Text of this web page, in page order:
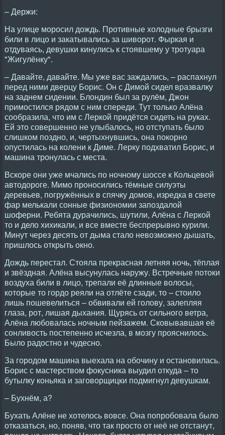
– Держи:
На улице моросил дождь. Противные холодные брызги
били в лицо и закатывались за шиворот. Фыркая и
отдуваясь, девушки кинулись к стоявшему у тротуара
"Жигулёнку".
– Давайте, давайте. Мы уже вас заждались, – распахнул
перед ними дверцу Борис. Он с Димой сидел вразвалку
на заднем сидении. Блондин был за рулём, Джон
примостился рядом с ним спереди. Тут только Алёна
сообразила, что им с Леркой придётся сидеть на руках.
Ей это совершенно не улыбалось, но отступать было
слишком поздно, и, чертыхнувшись, она покорно
опустилась на колени к Диме. Лерку подхватил Борис, и
машина тронулась с места.
Вскоре они уже мчались по ночному шоссе к Кольцевой
автодороге. Мимо проносились тёмные силуэты
деревьев, погружённых в спячку домов, изредка в свете
фар мелькали сонные физиономии запоздалой
шоферни. Ребята дурачились, шутили, Алёна с Леркой
то и дело хихикали, и все вместе беспрерывно курили.
Минут через десять от дыма стало невозможно дышать,
пришлось открыть окно.
Дождь перестал. Стояла прекрасная летняя ночь, тёплая
и звёздная. Алёна высунулась наружу. Встречные потоки
воздуха били в лицо, трепали её длинные волосы,
которые то гордо реяли на отлёте сзади, то – стоило
лишь пошевелиться – обвивали ей голову, залепляя
глаза, рот, лишая дыхания. Щурясь от сильного ветра,
Алёна любовалась ночным пейзажем. Сковывавшая её
сонливость постепенно исчезла, в мозгу прояснилось.
Было радостно и чудесно.
За городом машина выехала на обочину и остановилась.
Борис с мастерством фокусника выудил откуда – то
бутылку коньяка и заговорщицки подмигнул девушкам.
– Бухнём, а?
Бухать Алёне не хотелось вовсе. Она попробовала было
отказаться, но, поняв, что так просто от неё не отстанут,